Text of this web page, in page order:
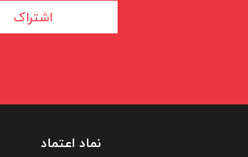
اشتراک
نماد اعتماد